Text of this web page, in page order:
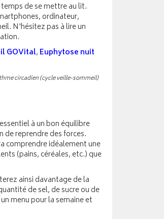
de se mettre au lit.
ordinateur,
N'hésitez pas à lire un
GOVital, Euphytose nuit
circadien (cycle veille-sommeil)
à un bon équilibre
de reprendre des forces.
comprendre idéalement une
(pains, céréales, etc.) que
ainsi davantage de la
de sel, de sucre ou de
menu pour la semaine et